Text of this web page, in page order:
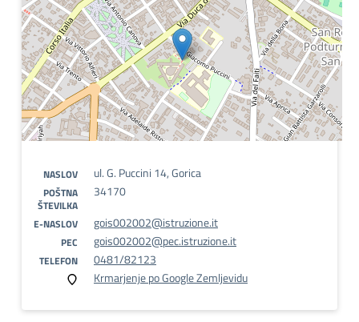
NASLOV ul. G. Puccini 14, Gorica
POŠTNA
ŠTEVILKA
34170
E-NASLOV gois002002@istruzione.it
PEC gois002002@pec.istruzione.it
TELEFON
0481/82123
Krmarjenje po Google Zemljevidu